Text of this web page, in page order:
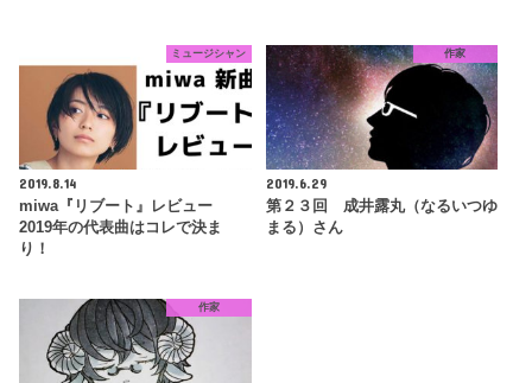
ミュージシャン
2019.8.14
miwa『リブート』レビュー
2019年の代表曲はコレで決ま
り！
作家
2019.6.29
第２３回 成井露丸（なるいつゆ
まる）さん
作家